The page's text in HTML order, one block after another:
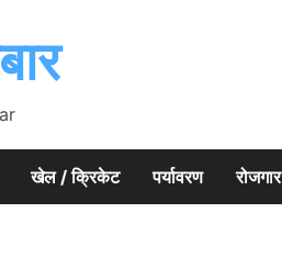
खेल / क्रिकेट पर्यावरण रोजगार